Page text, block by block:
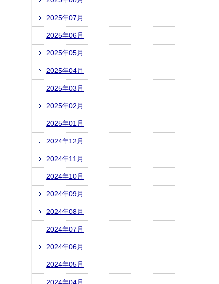
2025年07月
2025年06月
2025年05月
2025年04月
2025年03月
2025年02月
2025年01月
2024年12月
2024年11月
2024年10月
2024年09月
2024年08月
2024年07月
2024年06月
2024年05月
2024年04月